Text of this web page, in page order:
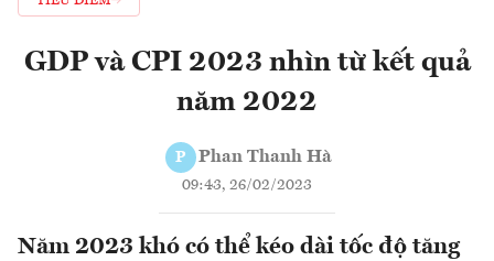
GDP và CPI 2023 nhìn từ kết quả
năm 2022
P Phan Thanh Hà
09:43, 26/02/2023
Năm 2023 khó có thể kéo dài tốc độ tăng